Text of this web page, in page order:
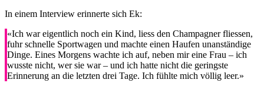
In einem Interview erinnerte sich Ek:
«Ich war eigentlich noch ein Kind, liess den Champagner fliessen,
fuhr schnelle Sportwagen und machte einen Haufen unanständige
Dinge. Eines Morgens wachte ich auf, neben mir eine Frau – ich
wusste nicht, wer sie war – und ich hatte nicht die geringste
Erinnerung an die letzten drei Tage. Ich fühlte mich völlig leer.»